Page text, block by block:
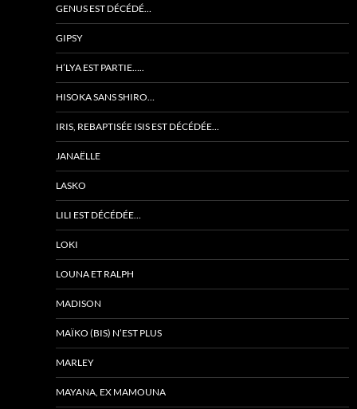
GENUS EST DÉCÉDÉ…
GIPSY
H’LYA EST PARTIE…..
HISOKA SANS SHIRO…
IRIS, REBAPTISÉE ISIS EST DÉCÉDÉE…
JANAËLLE
LASKO
LILI EST DÉCÉDÉE…
LOKI
LOUNA ET RALPH
MADISON
MAÏKO (BIS) N’EST PLUS
MARLEY
MAYANA, EX MAMOUNA